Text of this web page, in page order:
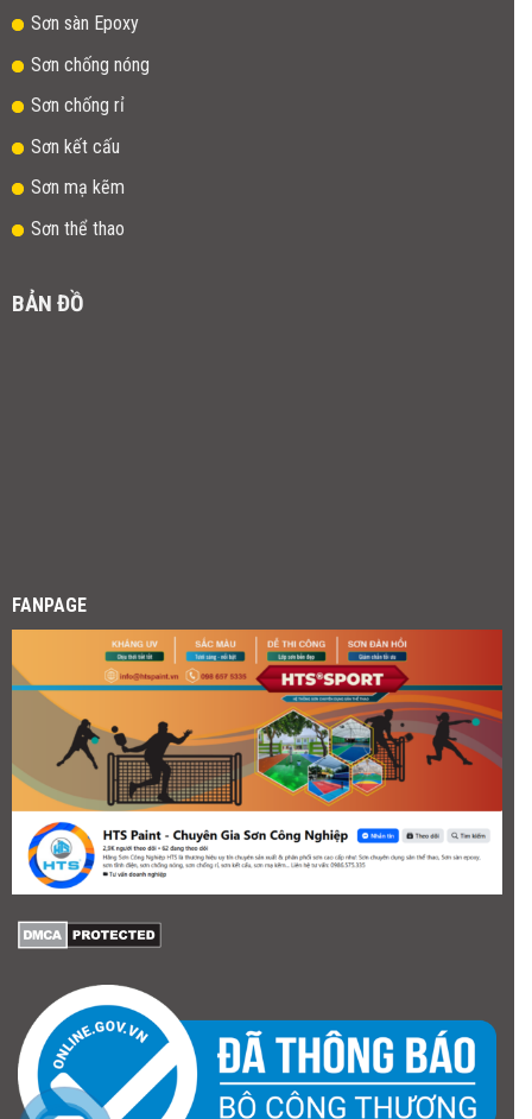
Sơn sàn Epoxy
Sơn chống nóng
Sơn chống rỉ
Sơn kết cấu
Sơn mạ kẽm
Sơn thể thao
BẢN ĐỒ
FANPAGE